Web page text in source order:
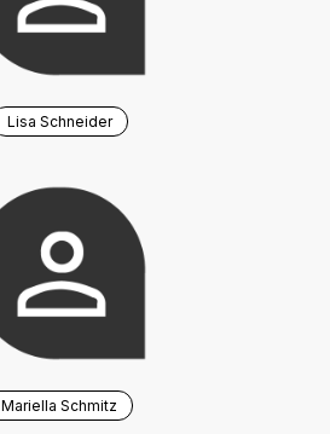
Lisa Schneider
Mariella Schmitz